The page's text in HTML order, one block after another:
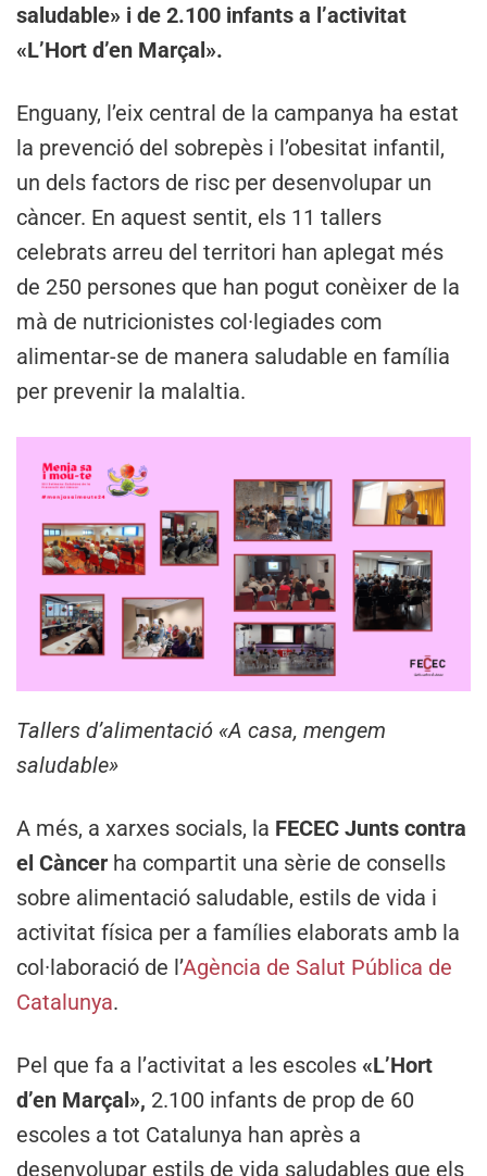
saludable» i de 2.100 infants a l’activitat
«L’Hort d’en Marçal».
Enguany, l’eix central de la campanya ha estat
la prevenció del sobrepès i l’obesitat infantil,
un dels factors de risc per desenvolupar un
càncer. En aquest sentit, els 11 tallers
celebrats arreu del territori han aplegat més
de 250 persones que han pogut conèixer de la
mà de nutricionistes col·legiades com
alimentar-se de manera saludable en família
per prevenir la malaltia.
Tallers d’alimentació «A casa, mengem
saludable»
A més, a xarxes socials, la FECEC Junts contra
el Càncer ha compartit una sèrie de consells
sobre alimentació saludable, estils de vida i
activitat física per a famílies elaborats amb la
col·laboració de l’Agència de Salut Pública de
Catalunya.
Pel que fa a l’activitat a les escoles «L’Hort
d’en Marçal», 2.100 infants de prop de 60
escoles a tot Catalunya han après a
desenvolupar estils de vida saludables que els